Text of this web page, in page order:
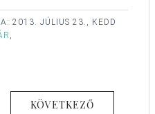
2013. JÚLIUS 23., KEDD
,
KÖVETKEZŐ